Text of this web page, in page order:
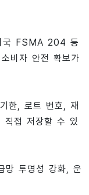
국 FSMA 204 등
비자 안전 확보가
한, 로트 번호, 재
직접 저장할 수 있
망 투명성 강화, 운